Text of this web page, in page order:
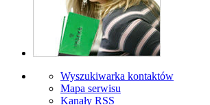
Wyszukiwarka kontaktów
Mapa serwisu
Kanały RSS